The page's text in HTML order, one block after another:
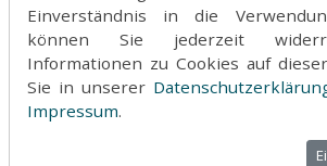
beachtet. Insbesondere werden
solche gekennzeichnet. Sollten Sie
Urheberrechtsverletzung
wir um einen
Bekanntwerden von
derartige Inhalte umgehend
Einverständnis in die
können Sie jederzeit
Informationen zu Cookies auf
Sie in unserer
Impressum.